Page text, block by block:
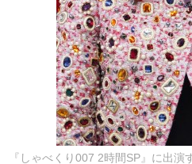
『しゃべくり007 2時間SP』に出